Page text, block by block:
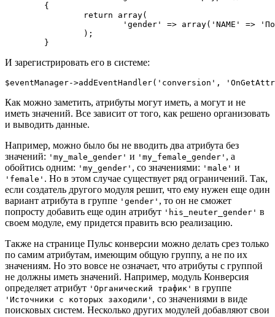
И зарегистрировать его в системе:
Как можно заметить, атрибуты могут иметь, а могут и не
иметь значений. Все зависит от того, как решено организовать
и выводить данные.
Например, можно было бы не вводить два атрибута без
значений: 'my_male_gender' и 'my_female_gender' , а
обойтись одним: 'my_gender' , со значениями: 'male' и
'female' . Но в этом случае существует ряд ограничений. Так,
если создатель другого модуля решит, что ему нужен еще один
вариант атрибута в группе 'gender' , то он не сможет
попросту добавить еще один атрибут 'his_neuter_gender' в
своем модуле, ему придется править всю реализацию.
Также на странице Пульс конверсии можно делать срез только
по самим атрибутам, имеющим общую группу, а не по их
значениям. Но это вовсе не означает, что атрибуты с группой
не должны иметь значений. Например, модуль Конверсия
определяет атрибут 'Органический трафик' в группе
'Источники с которых заходили' , со значениями в виде
поисковых систем. Несколько других модулей добавляют свои